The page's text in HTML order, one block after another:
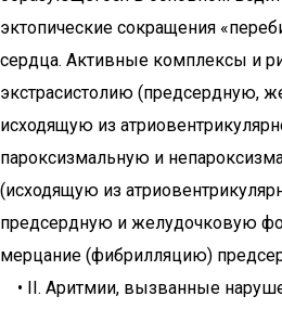
эктопические сокращения
сердца. Активные комплексы и
экстрасистолию (предсердную,
исходящую из
пароксизмальную и
(исходящую из
предсердную и желудочковую
мерцание (фибрилляцию)
• II. Аритмии, вызванные